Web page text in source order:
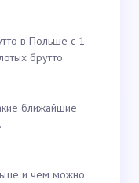
в Польше с 1
брутто.
ближайшие
и чем можно